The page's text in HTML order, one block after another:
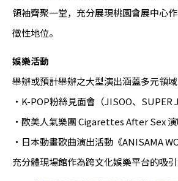
領袖齊聚一堂，充分展現桃園會展中心
徵性地位。
娛樂活動
舉辦或預計舉辦之大型演出涵蓋多元領域
・K-POP粉絲見面會（JISOO、SUPER
・歐美人氣樂團 Cigarettes After Sex
・日本動畫歌曲演出活動《ANISAMA
充分體現場館作為跨文化娛樂平台的吸引